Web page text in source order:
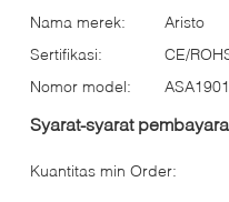
Nama merek:
Aristo
Sertifikasi:
CE/
Nomor model:
Syarat-syarat
Kuantitas min Order: